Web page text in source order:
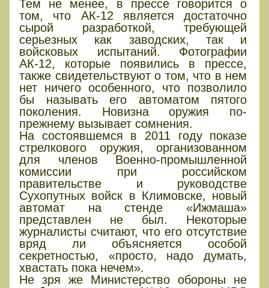
Тем не менее, в прессе говорится о
том, что АК-12 является достаточно
сырой разработкой, требующей
серьезных как заводских, так и
войсковых испытаний. Фотографии
АК-12, которые появились в прессе,
также свидетельствуют о том, что в нем
нет ничего особенного, что позволило
бы называть его автоматом пятого
поколения. Новизна оружия по-
прежнему вызывает сомнения.
На состоявшемся в 2011 году показе
стрелкового оружия, организованном
для членов Военно-промышленной
комиссии при российском
правительстве и руководстве
Сухопутных войск в Климовске, новый
автомат на стенде «Ижмаша»
представлен не был. Некоторые
журналисты считают, что его отсутствие
вряд ли объясняется особой
секретностью, «просто, надо думать,
хвастать пока нечем».
Не зря же Министерство обороны не